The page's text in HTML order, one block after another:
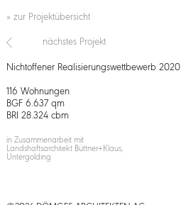
» zur Projektübersicht
nächstes Projekt
Nichtoffener Realisierungswettbewerb 2020
116 Wohnungen
BGF 6.637 qm
BRI 28.324 cbm
in Zusammenarbeit mit
Landshaftsarchitekt Büttner+Klaus,
Untergolding